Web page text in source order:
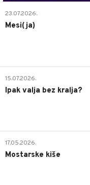
23.07.2026.
Mesi(ja)
15.07.2026.
Ipak valja bez kralja?
17.05.2026.
Mostarske kiše